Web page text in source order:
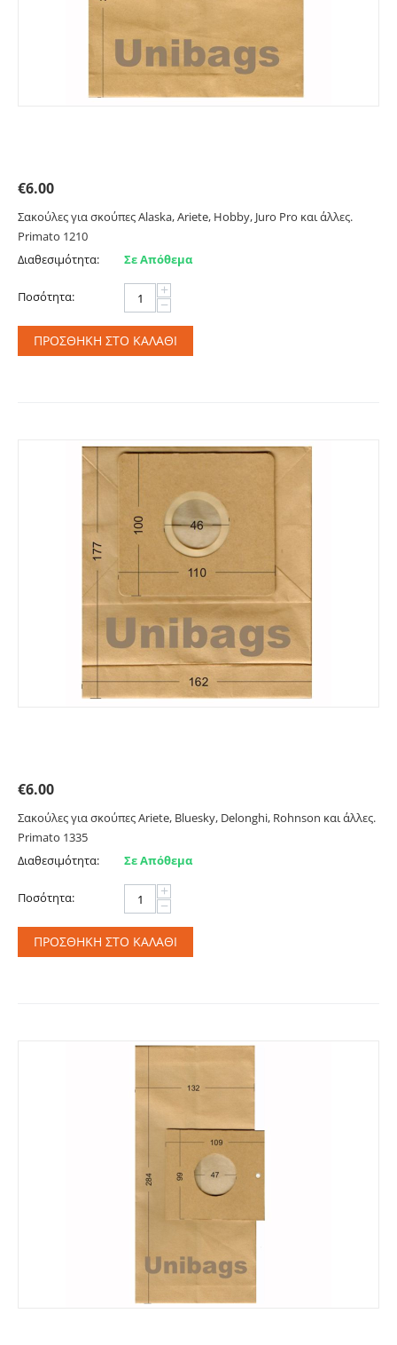
€6.00
Σακούλες για σκούπες Alaska, Ariete, Hobby, Juro Pro και άλλες.
Primato 1210
Διαθεσιμότητα:
Σε Απόθεμα
Ποσότητα: +
−
ΠΡΟΣΘΉΚΗ ΣΤΟ ΚΑΛΆΘΙ
€6.00
Σακούλες για σκούπες Ariete, Bluesky, Delonghi, Rohnson και άλλες.
Primato 1335
Διαθεσιμότητα:
Σε Απόθεμα
Ποσότητα: +
−
ΠΡΟΣΘΉΚΗ ΣΤΟ ΚΑΛΆΘΙ